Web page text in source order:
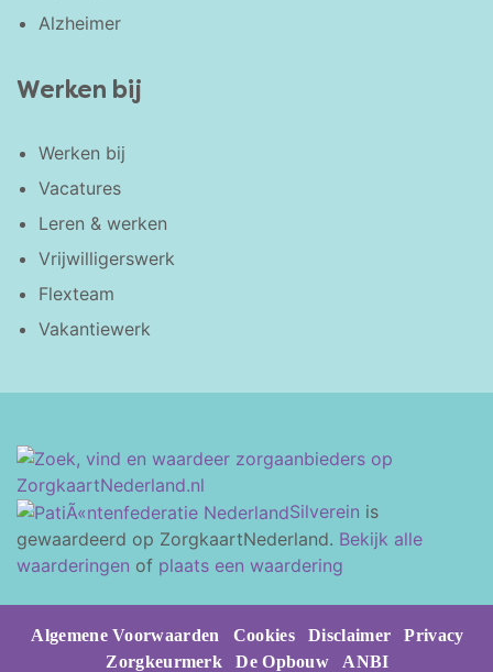
Alzheimer
Werken bij
Werken bij
Vacatures
Leren & werken
Vrijwilligerswerk
Flexteam
Vakantiewerk
Silverein is
gewaardeerd op ZorgkaartNederland. Bekijk alle
waarderingen of plaats een waardering
Algemene Voorwaarden Cookies Disclaimer
Privacy
Zorgkeurmerk
De Opbouw ANBI